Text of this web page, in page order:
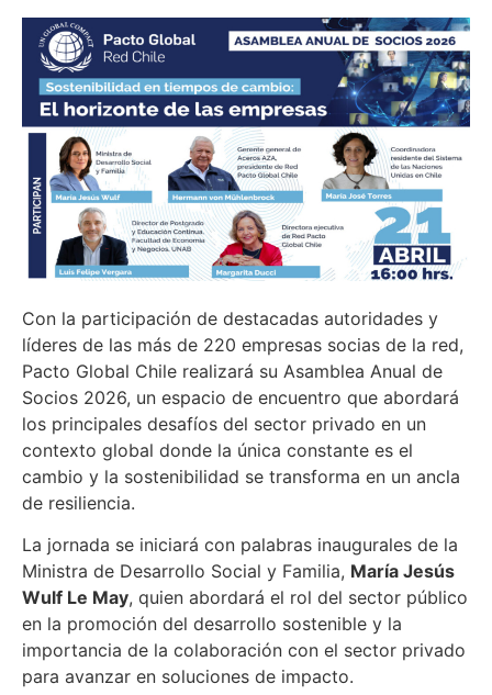
Con la participación de destacadas autoridades y
líderes de las más de 220 empresas socias de la red,
Pacto Global Chile realizará su Asamblea Anual de
Socios 2026, un espacio de encuentro que abordará
los principales desafíos del sector privado en un
contexto global donde la única constante es el
cambio y la sostenibilidad se transforma en un ancla
de resiliencia.
La jornada se iniciará con palabras inaugurales de la
Ministra de Desarrollo Social y Familia, María Jesús
Wulf Le May, quien abordará el rol del sector público
en la promoción del desarrollo sostenible y la
importancia de la colaboración con el sector privado
para avanzar en soluciones de impacto.